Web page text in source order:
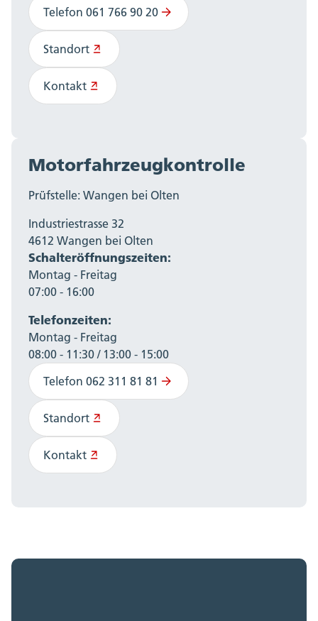
Telefon 061 766 90 20
Standort
Kontakt
Motorfahrzeugkontrolle
Prüfstelle: Wangen bei Olten
Industriestrasse 32
4612 Wangen bei Olten
Schalteröffnungszeiten:
Montag - Freitag
07:00 - 16:00
Telefonzeiten:
Montag - Freitag
08:00 - 11:30 / 13:00 - 15:00
Telefon 062 311 81 81
Standort
Kontakt